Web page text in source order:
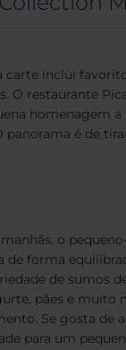
carte inclui
O restaurante
homenagem
panorama é de
o
de forma
de sumos
pães e muito
Se gosta de
para um